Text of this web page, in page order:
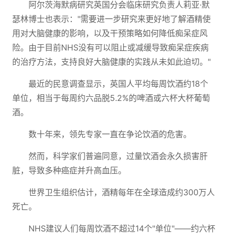
阿尔茨海默病研究英国分会临床研究负责人莉亚·默
瑟林博士也表示："需要进一步研究来更好地了解酒精使
用对大脑健康的影响，以及干预策略如何降低痴呆症风
险。由于目前NHS没有可以阻止或减缓导致痴呆症疾病
的治疗方法，支持良好大脑健康的实践从未如此迫切。"
最近的民意调查显示，英国人平均每周饮酒约18个
单位，相当于每周约六品脱5.2%的啤酒或六杯大杯葡萄
酒。
数十年来，领先专家一直在争论饮酒的危害。
然而，科学家们普遍同意，过量饮酒会永久损害肝
脏，导致多种癌症并升高血压。
世界卫生组织估计，酒精每年在全球造成约300万人
死亡。
NHS建议人们每周饮酒不超过14个"单位"——约六杯